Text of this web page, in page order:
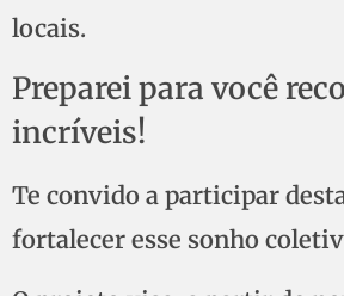
locais.
Preparei para você
incríveis!
Te convido a participar
fortalecer esse sonho